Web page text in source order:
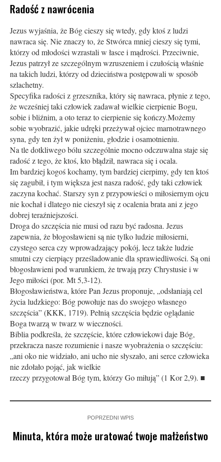
Radość z nawrócenia
Jezus wyjaśnia, że Bóg cieszy się wtedy, gdy ktoś z ludzi
nawraca się. Nie znaczy to, że Stwórca mniej cieszy się tymi,
którzy od młodości wzrastali w łasce i mądrości. Przeciwnie,
Jezus patrzył ze szczególnym wzruszeniem i czułością właśnie
na takich ludzi, którzy od dzieciństwa postępowali w sposób
szlachetny.
Specyfika radości z grzesznika, który się nawraca, płynie z tego,
że wcześniej taki człowiek zadawał wielkie cierpienie Bogu,
sobie i bliźnim, a oto teraz to cierpienie się kończy.Możemy
sobie wyobrazić, jakie udręki przeżywał ojciec marnotrawnego
syna, gdy ten żył w poniżeniu, głodzie i osamotnieniu.
Na tle dotkliwego bólu szczególnie mocno odczuwalna staje się
radość z tego, że ktoś, kto błądził, nawraca się i ocala.
Im bardziej kogoś kochamy, tym bardziej cierpimy, gdy ten ktoś
się zagubił, i tym większa jest nasza radość, gdy taki człowiek
zaczyna kochać. Starszy syn z przypowieści o miłosiernym ojcu
nie kochał i dlatego nie cieszył się z ocalenia brata ani z jego
dobrej teraźniejszości.
Droga do szczęścia nie musi od razu być radosna. Jezus
zapewnia, że błogosławieni są nie tylko ludzie miłosierni,
czystego serca czy wprowadzający pokój, lecz także ludzie
smutni czy cierpiący prześladowanie dla sprawiedliwości. Są oni
błogosławieni pod warunkiem, że trwają przy Chrystusie i w
Jego miłości (por. Mt 5,3-12).
Błogosławieństwa, które Pan Jezus proponuje, „odsłaniają cel
życia ludzkiego: Bóg powołuje nas do swojego własnego
szczęścia” (KKK, 1719). Pełnią szczęścia będzie oglądanie
Boga twarzą w twarz w wieczności.
Biblia podkreśla, że szczęście, które człowiekowi daje Bóg,
przekracza nasze rozumienie i nasze wyobrażenia o szczęściu:
„ani oko nie widziało, ani ucho nie słyszało, ani serce człowieka
nie zdołało pojąć, jak wielkie
rzeczy przygotował Bóg tym, którzy Go miłują” (1 Kor 2,9). ■
POPRZEDNI WPIS
Minuta, która może uratować twoje małżeństwo